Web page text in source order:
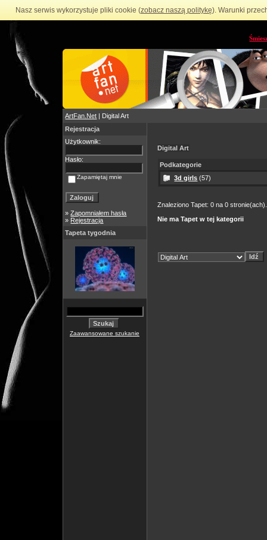
Nasz serwis wykorzystuje pliki cookie (zobacz naszą politykę). Warunki
ArtFan.Net | Digital Art
Rejestracja
Użytkownik:
Hasło:
Zapamiętaj mnie
»Zapomniałem hasła
» Rejestracja
Tapeta tygodnia
Zaawansowane szukanie
Digital Art
Podkategorie
3d girls (57)
Znaleziono Tapet: 0 na 0
Nie ma Tapet w tej kategorii